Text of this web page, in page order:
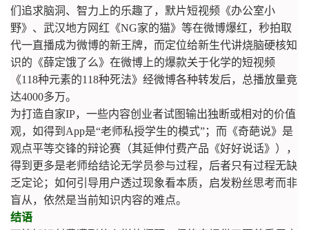
们追求脑洞、智力上的乐趣了，默片短视频《办公室小
野》、武汉地方网红《NG家的猫》等在微博爆红，秒拍取
代一直播成为微博的新王牌，而定位给新生代讲烧脑硬核知
识的《薛定饿了么》在微博上的爆款关于化学的短视频
《118种元素的118种死法》经微博各种转发后，总播放量竟
达4000多万。
为打造自家IP，一些内容创业者试图输出独断或相对的价值
观，如得到App是“老师私授学生的模式”；而《奇葩说》是
观点平等交锋的辩论赛（其延伸付费产品《好好说话》），
得到更多是老师给结论无学员参与过程，后者只有过程无缺
乏定论；如何引导用户透过现象看本质，启发粉丝思考而非
盲从，依然是当前知识内容的难点。
结语